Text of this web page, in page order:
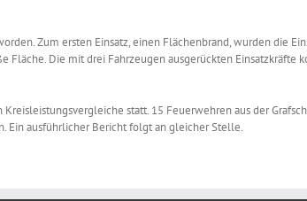
Zum ersten Einsatz, einen Flächenbrand, wurden die
Fläche. Die mit drei Fahrzeugen ausgerückten
statt. 15 Feuerwehren aus der
Ein ausführlicher Bericht folgt an gleicher Stelle.